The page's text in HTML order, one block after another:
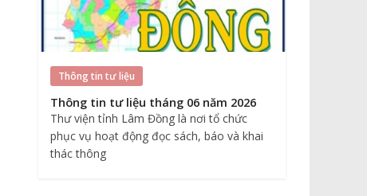
Thông tin tư liệu
Thông tin tư liệu tháng 06 năm 2026
Thư viện tỉnh Lâm Đồng là nơi tổ chức
phục vụ hoạt động đọc sách, báo và khai
thác thông